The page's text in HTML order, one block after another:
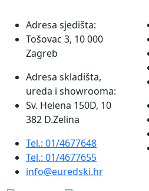
Adresa sjedišta:
Tošovac 3, 10 000
Zagreb
Adresa skladišta,
ureda i showrooma:
Sv. Helena 150D, 10
382 D.Zelina
Tel.: 01/4677648
Tel.: 01/4677655
info@euredski.hr